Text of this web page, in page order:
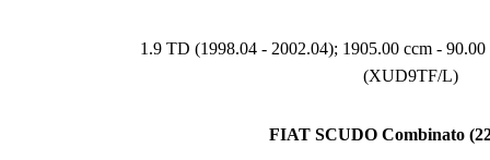
1.9 TD (1998.04 - 2002.04); 1905.00 ccm -
(XUD9TF/L)
FIAT SCUDO Combinato